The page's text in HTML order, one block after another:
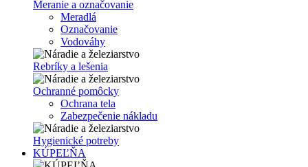
Meranie a označovanie
Meradlá
Označovanie
Vodováhy
Rebríky a lešenia
Ochranné pomôcky
Ochrana tela
Zabezpečenie nákladu
Hygienické potreby
KÚPEĽŇA